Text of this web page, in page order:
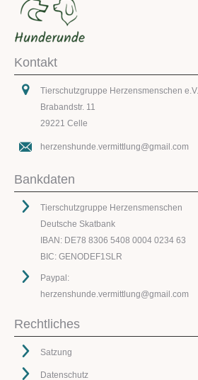
Kontakt
Tierschutzgruppe Herzensmenschen e.V.
Brabandstr. 11
29221 Celle
herzenshunde.vermittlung@gmail.com
Bankdaten
Tierschutzgruppe Herzensmenschen
Deutsche Skatbank
IBAN: DE78 8306 5408 0004 0234 63
BIC: GENODEF1SLR
Paypal:
herzenshunde.vermittlung@gmail.com
Rechtliches
Satzung
Datenschutz